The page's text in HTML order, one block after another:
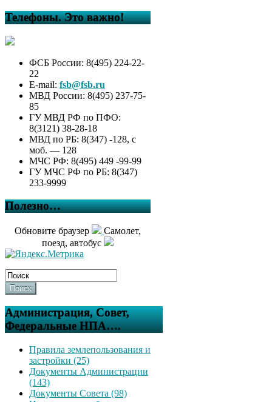
Телефоны. Это важно!
ФСБ России: 8(495) 224-22-
22
E-mail: fsb@fsb.ru
МВД России: 8(495) 237-75-
85
ГУ МВД РФ по ПФО:
8(3121) 38-28-18
МВД по РБ: 8(347) -128, с
моб. — 128
МЧС РФ: 8(495) 449 -99-99
ГУ МЧС РФ по РБ: 8(347)
233-9999
Полезно…
Обновите браузер
Самолет,
поезд, автобус
Поиск
Администрация, Совет,
Федеральные НПА….
Правила землепользования и
застройки (25)
Документы Администрации
(143)
Документы Совета (98)